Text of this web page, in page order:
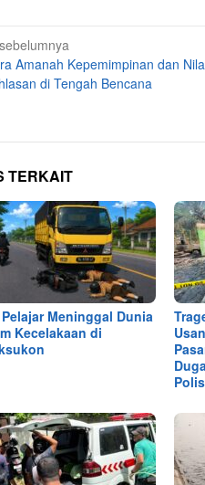
Amanah Kepemimpinan dan
di Tengah Bencana
TERKAIT
Meninggal Dunia
Kecelakaan di